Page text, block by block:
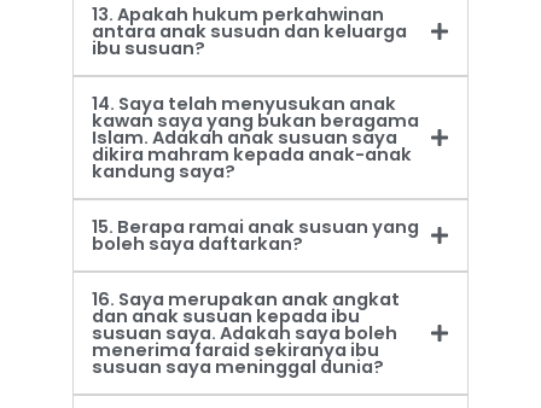
13. Apakah hukum perkahwinan
antara anak susuan dan keluarga
ibu susuan?
14. Saya telah menyusukan anak
kawan saya yang bukan beragama
Islam. Adakah anak susuan saya
dikira mahram kepada anak-anak
kandung saya?
15. Berapa ramai anak susuan yang
boleh saya daftarkan?
16. Saya merupakan anak angkat
dan anak susuan kepada ibu
susuan saya. Adakah saya boleh
menerima faraid sekiranya ibu
susuan saya meninggal dunia?